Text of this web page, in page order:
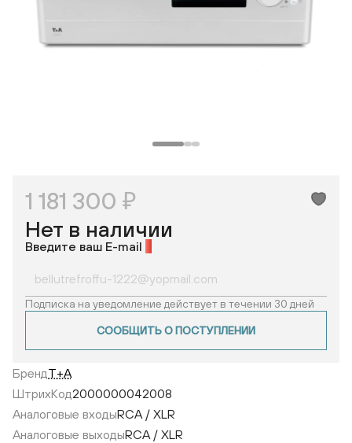
1 181 300 ₽
Нет в наличии
Введите ваш E-mail
Подписка на уведомление действует в течении 30 дней
СООБЩИТЬ О ПОСТУПЛЕНИИ
БрендT+A
ШтрихКод2000000042008
Аналоговые входыRCA / XLR
Аналоговые выходыRCA / XLR